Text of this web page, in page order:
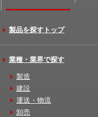
製品を探すトップ
業種・業界で探す
製造
建設
運送・物流
卸売